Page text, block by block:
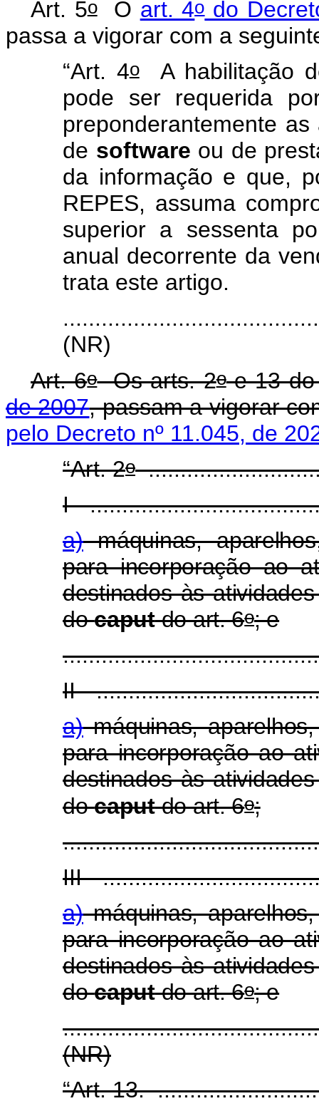
Art. 5oO art. 4odo
passa a vigorar com a
“Art. 4oA habilitação
pode ser requerida
preponderantemente
de software ou de
da informação e que,
REPES, assuma
superior a sessenta
anual decorrente da
trata este artigo.
(NR)
Art. 6oOs arts. 2oe 13
de 2007, passam a vigorar
pelo Decreto nº 11.045, de
“Art. 2o
I -
a)máquinas,
para incorporação ao
destinados às
docaputdo art. 6o; e
II -
a)máquinas,
para incorporação ao
destinados às
docaputdo art. 6o;
III -
a)máquinas,
para incorporação ao
destinados às
docaputdo art. 6o; e
(NR)
“Art. 13.